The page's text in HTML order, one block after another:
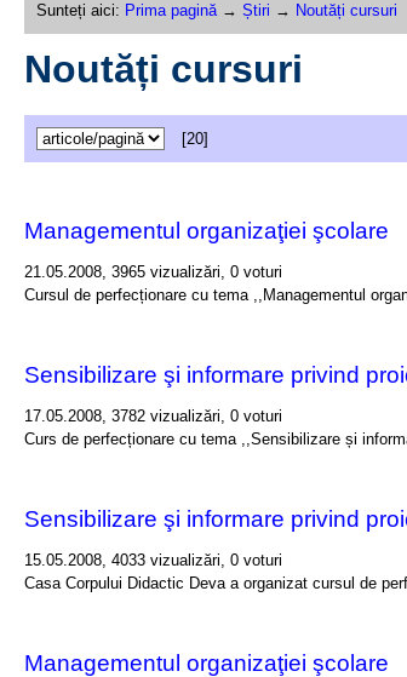
Sunteți aici: Prima pagină→ Știri → Noutăți cursuri
Noutăți cursuri
[20]
Managementul organizaţiei şcolare
21.05.2008, 3965 vizualizări, 0 voturi
Cursul de perfecționare cu tema ,,Managementul
Sensibilizare şi informare privind
17.05.2008, 3782 vizualizări, 0 voturi
Curs de perfecționare cu tema ,,Sensibilizare și
Sensibilizare şi informare privind
15.05.2008, 4033 vizualizări, 0 voturi
Casa Corpului Didactic Deva a organizat cursul de
Managementul organizaţiei şcolare